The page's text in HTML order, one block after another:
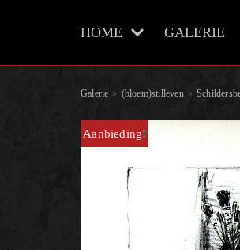
de
HOME GALERIE
Galerie » (bloem)stilleven »
Aanbieding!